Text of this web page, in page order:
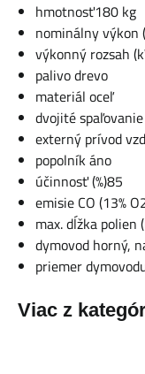
hmotnosť180 kg
nominálny výkon
výkonný rozsah
palivo drevo
materiál oceľ
dvojité
externý prívod
popolník áno
účinnosť (%)85
emisie CO (13%
max. dĺžka polien
dymovod horný,
priemer
Viac z